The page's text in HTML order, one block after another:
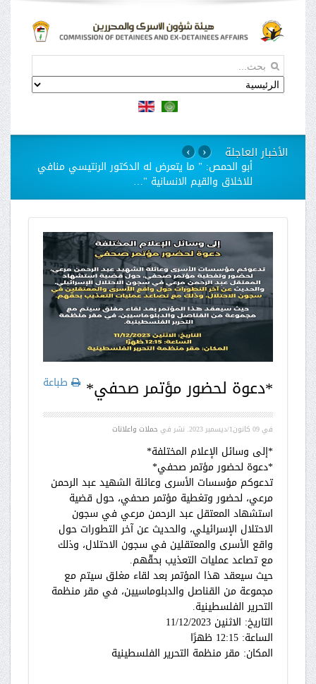
الأخبار العاجلة
استمرار مسلسل الانتهاكات بحق الاسيرات في سجن
"الدامون"
› ‹
طباعة *دعوة لحضور مؤتمر صحفي*
في09 كانون1/ديسمبر 2023 . نشر في حملات واعلانات
*إلى وسائل الإعلام المختلفة*
*دعوة لحضور مؤتمر صحفي*
تدعوكم مؤسسات الأسرى وعائلة الشهيد عبد الرحمن
مرعي، لحضور وتغطية مؤتمر صحفي، حول قضية
استشهاد المعتقل عبد الرحمن مرعي في سجون
الاحتلال الإسرائيلي، والحديث عن آخر التطورات حول
واقع الأسرى والمعتقلين في سجون الاحتلال، وذلك
مع تصاعد عمليات التعذيب بحقّهم.
حيث سيعقد هذا المؤتمر بعد لقاء مغلق سيتم مع
مجموعة من القناصل والدبلوماسيين، في مقر منظمة
التحرير الفلسطينية.
التاريخ: الاثنين 11/12/2023
الساعة: 12:15 ظهرًا
المكان: مقر منظمة التحرير الفلسطينية